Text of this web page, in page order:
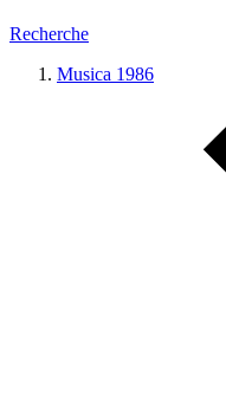
Recherche
Musica 1986